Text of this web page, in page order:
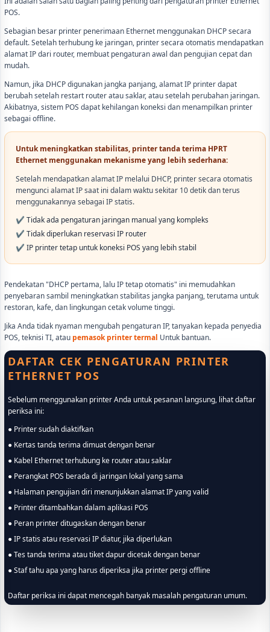
POS.
Sebagian besar printer penerimaan Ethernet menggunakan DHCP secara
default. Setelah terhubung ke jaringan, printer secara otomatis mendapatkan
alamat IP dari router, membuat pengaturan awal dan pengujian cepat dan
mudah.
Namun, jika DHCP digunakan jangka panjang, alamat IP printer dapat
berubah setelah restart router atau saklar, atau setelah perubahan jaringan.
Akibatnya, sistem POS dapat kehilangan koneksi dan menampilkan printer
sebagai offline.
Untuk meningkatkan stabilitas, printer tanda terima HPRT
Ethernet menggunakan mekanisme yang lebih sederhana:
Setelah mendapatkan alamat IP melalui DHCP, printer secara otomatis
mengunci alamat IP saat ini dalam waktu sekitar 10 detik dan terus
menggunakannya sebagai IP statis.
✔ Tidak ada pengaturan jaringan manual yang kompleks
✔ Tidak diperlukan reservasi IP router
✔ IP printer tetap untuk koneksi POS yang lebih stabil
Pendekatan "DHCP pertama, lalu IP tetap otomatis" ini memudahkan
penyebaran sambil meningkatkan stabilitas jangka panjang, terutama untuk
restoran, kafe, dan lingkungan cetak volume tinggi.
Jika Anda tidak nyaman mengubah pengaturan IP, tanyakan kepada penyedia
POS, teknisi TI, atau pemasok printer termal Untuk bantuan.
DAFTAR CEK PENGATURAN PRINTER
ETHERNET POS
Sebelum menggunakan printer Anda untuk pesanan langsung, lihat daftar
periksa ini:
● Printer sudah diaktifkan
● Kertas tanda terima dimuat dengan benar
● Kabel Ethernet terhubung ke router atau saklar
● Perangkat POS berada di jaringan lokal yang sama
● Halaman pengujian diri menunjukkan alamat IP yang valid
● Printer ditambahkan dalam aplikasi POS
● Peran printer ditugaskan dengan benar
● IP statis atau reservasi IP diatur, jika diperlukan
● Tes tanda terima atau tiket dapur dicetak dengan benar
● Staf tahu apa yang harus diperiksa jika printer pergi offline
Daftar periksa ini dapat mencegah banyak masalah pengaturan umum.